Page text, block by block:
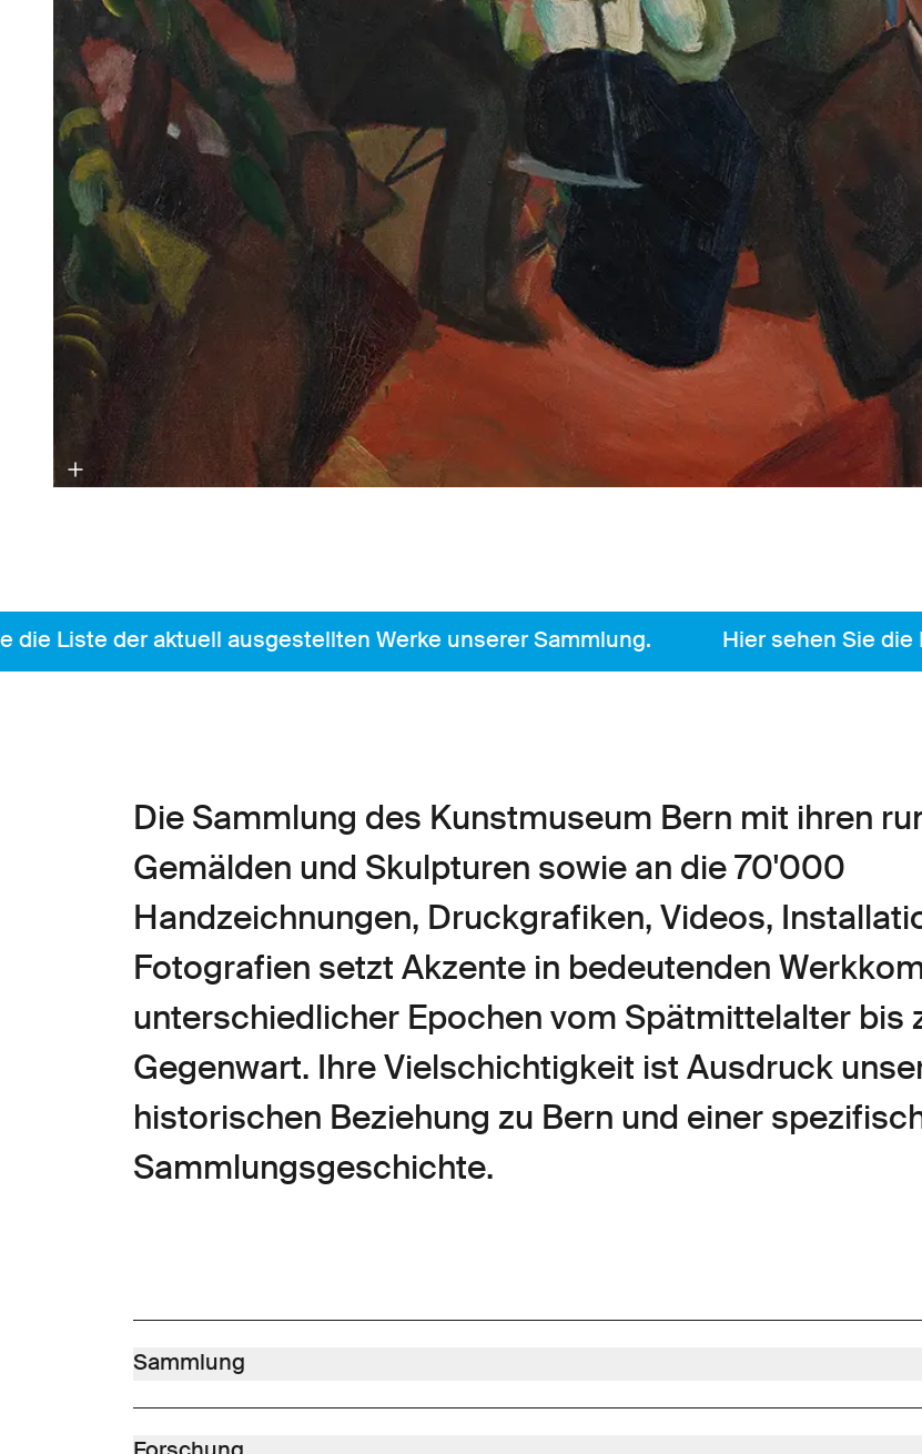
der aktuell ausgestellten Werke unserer Sammlung. Hier sehen Sie die Liste
Die Sammlung des Kunstmuseum Bern mit ihren
Gemälden und Skulpturen sowie an die 70'000
Handzeichnungen, Druckgrafiken, Videos,
Fotografien setzt Akzente in bedeutenden
unterschiedlicher Epochen vom Spätmittelalter bis
Gegenwart. Ihre Vielschichtigkeit ist Ausdruck
historischen Beziehung zu Bern und einer
Sammlungsgeschichte.
Sammlung
Nelkenmeister» und von Niklaus Manuel, durch die Bestände von Schweizer Kunst des 18. und 19.